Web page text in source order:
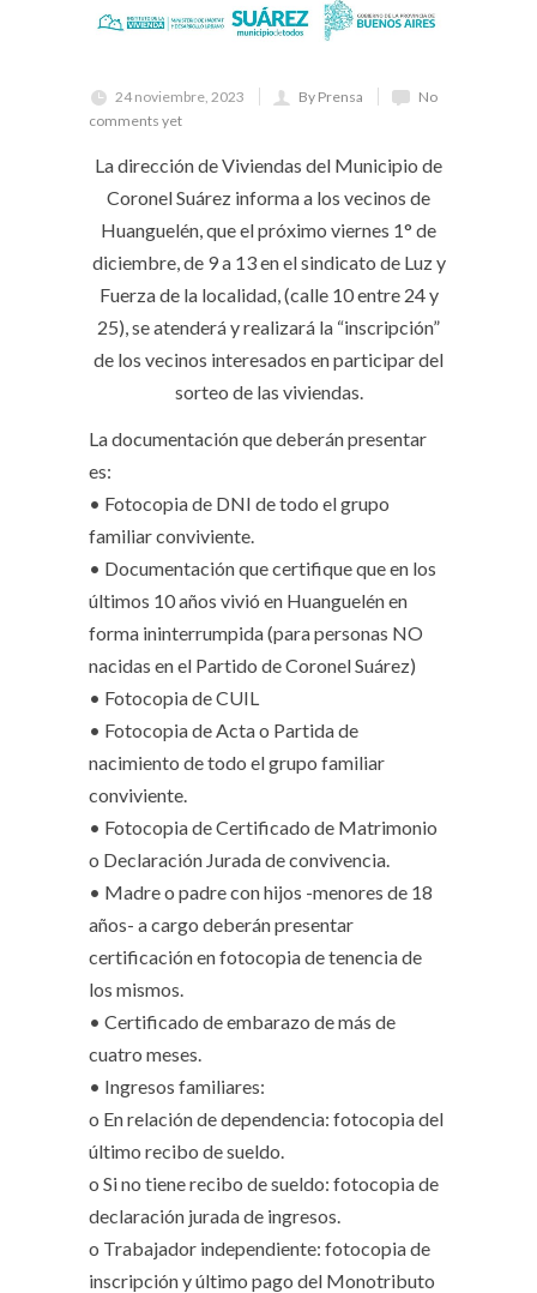
24 noviembre, 2023 By Prensa
No
comments yet
La dirección de Viviendas del Municipio de
Coronel Suárez informa a los vecinos de
Huanguelén, que el próximo viernes 1° de
diciembre, de 9 a 13 en el sindicato de Luz y
Fuerza de la localidad, (calle 10 entre 24 y
25), se atenderá y realizará la “inscripción”
de los vecinos interesados en participar del
sorteo de las viviendas.
La documentación que deberán presentar
es:
• Fotocopia de DNI de todo el grupo
familiar conviviente.
• Documentación que certifique que en los
últimos 10 años vivió en Huanguelén en
forma ininterrumpida (para personas NO
nacidas en el Partido de Coronel Suárez)
• Fotocopia de CUIL
• Fotocopia de Acta o Partida de
nacimiento de todo el grupo familiar
conviviente.
• Fotocopia de Certificado de Matrimonio
o Declaración Jurada de convivencia.
• Madre o padre con hijos -menores de 18
años- a cargo deberán presentar
certificación en fotocopia de tenencia de
los mismos.
• Certificado de embarazo de más de
cuatro meses.
• Ingresos familiares:
o En relación de dependencia: fotocopia del
último recibo de sueldo.
o Si no tiene recibo de sueldo: fotocopia de
declaración jurada de ingresos.
o Trabajador independiente: fotocopia de
inscripción y último pago del Monotributo